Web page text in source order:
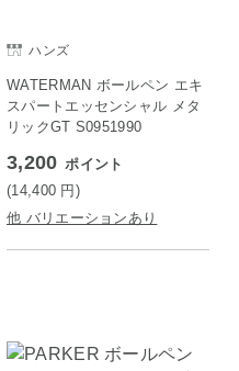
ハンズ
WATERMAN ボールペン エキ
スパートエッセンシャル メタ
リックGT S0951990
3,200 ポイント
(14,400 円)
他 バリエーションあり